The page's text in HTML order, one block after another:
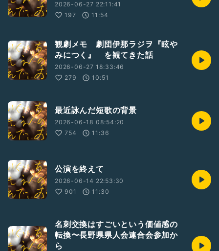
2026-06-27 22:11:41
197
11:54
観劇メモ 劇団伊那ラジヲ『眩や
みにつく』 を観てきた話
2026-06-27 18:33:46
279
10:51
最近詠んだ短歌の背景
2026-06-18 08:54:20
754
11:36
公演を終えて
2026-06-14 22:53:30
901
11:30
名刺交換はすごいという価値感の
転換〜長野県県人会連合会参加か
ら